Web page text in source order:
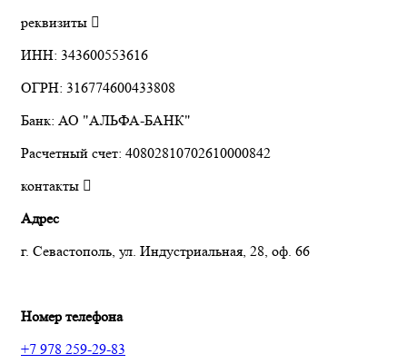
реквизиты
ИНН: 343600553616
ОГРН: 316774600433808
Банк: АО "АЛЬФА-БАНК"
Расчетный счет: 40802810702610000842
контакты
Адрес
г. Севастополь, ул. Индустриальная, 28, оф. 66
Номер телефона
+7 978 259-29-83